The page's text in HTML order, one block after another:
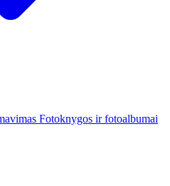
Fotoknygos ir fotoalbumai